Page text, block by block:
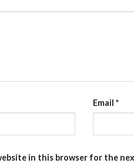
Email*
in this browser for the